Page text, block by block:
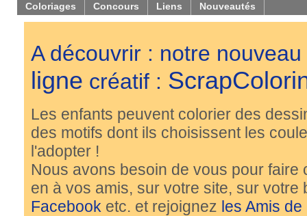
Coloriages Concours Liens Nouveautés
A découvrir : notre
ligne créatif :
Les enfants peuvent colorier des
des motifs dont ils choisissent les
l'adopter !
Nous avons besoin de vous pour
en à vos amis, sur votre site, sur
Facebook etc. et rejoignez les Amis